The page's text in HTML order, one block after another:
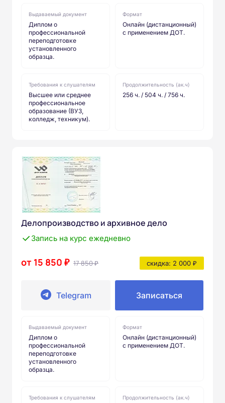
Выдаваемый документ
Диплом о
профессиональной
переподготовке
установленного
образца.
Формат
Онлайн (дистанционный)
с применением ДОТ.
Требования к слушателям
Высшее или среднее
профессиональное
образование (ВУЗ,
колледж, техникум).
Продолжительность (ак.ч)
256 ч. / 504 ч. / 756 ч.
Делопроизводство и архивное дело
Запись на курс ежедневно
от 15 850 ₽ 17 850 ₽ скидка: 2 000 ₽
Telegram Записаться
Выдаваемый документ
Диплом о
профессиональной
переподготовке
установленного
образца.
Формат
Онлайн (дистанционный)
с применением ДОТ.
Требования к слушателям Продолжительность (ак.ч)